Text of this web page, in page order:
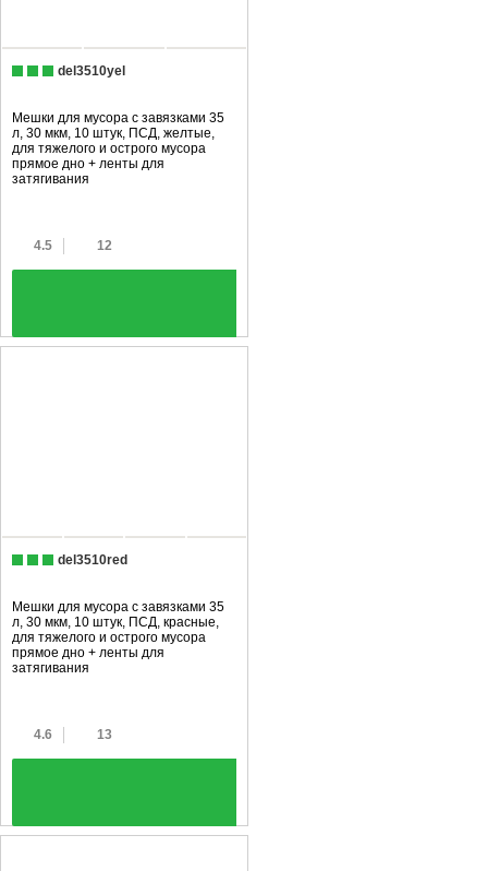
del3510yel
Мешки для мусора с завязками 35
л, 30 мкм, 10 штук, ПCД, желтые,
для тяжелого и острого мусора
прямое дно + ленты для
затягивания
4.5 12
del3510red
Мешки для мусора с завязками 35
л, 30 мкм, 10 штук, ПCД, красные,
для тяжелого и острого мусора
прямое дно + ленты для
затягивания
4.6 13